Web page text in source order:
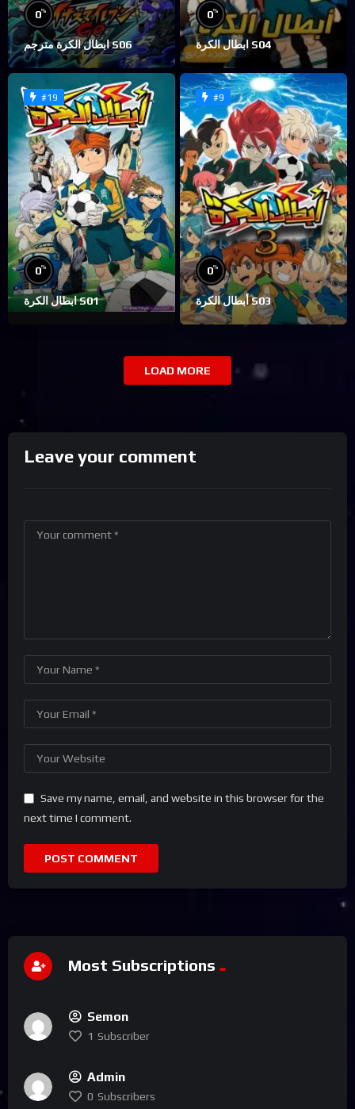
0%
ابطال الكرة مترجم S06
0%
ابطال الكرة S04
#19
0%
ابطال الكرة S01
#9
0%
أبطال الكرة S03
LOAD MORE
Leave your comment
Save my name, email, and website in this browser for the
next time I comment.
Most Subscriptions
Semon
1 Subscriber
Admin
0 Subscribers